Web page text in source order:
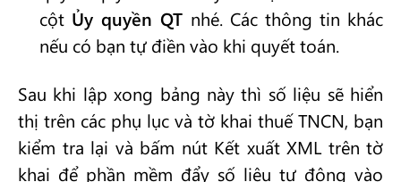
cột Ủy quyền QT nhé. Các thông tin khác
nếu có bạn tự điền vào khi quyết toán.
Sau khi lập xong bảng này thì số liệu sẽ hiển
thị trên các phụ lục và tờ khai thuế TNCN, bạn
kiểm tra lại và bấm nút Kết xuất XML trên tờ
khai để phần mềm đẩy số liệu tự động vào